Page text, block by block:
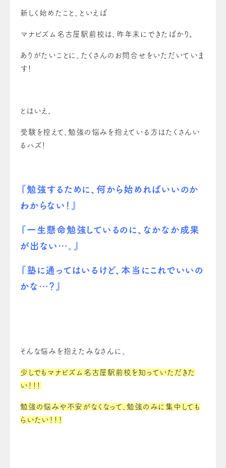
新しく始めたこと、といえば
マナビズム名古屋駅前校は、昨年末にできたばかり。
ありがたいことに、たくさんのお問合せをいただいていま
す！
とはいえ、
受験を控えて、勉強の悩みを抱えている方はたくさんい
るハズ！
『勉強するために、何から始めればいいのか
わからない！』
『一生懸命勉強しているのに、なかなか成果
が出ない…。』
『塾に通ってはいるけど、本当にこれでいいの
かな…？』
そんな悩みを抱えたみなさんに、
少しでもマナビズム名古屋駅前校を知っていただきた
い！！！
勉強の悩みや不安がなくなって、勉強のみに集中しても
らいたい！！！